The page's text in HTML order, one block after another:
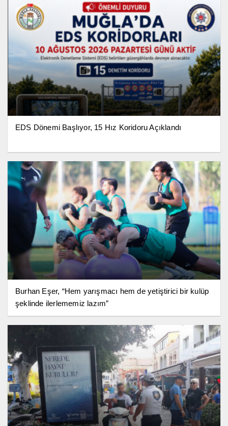
EDS Dönemi Başlıyor, 15 Hız Koridoru Açıklandı
Burhan Eşer, “Hem yarışmacı hem de yetiştirici bir kulüp
şeklinde ilerlememiz lazım”